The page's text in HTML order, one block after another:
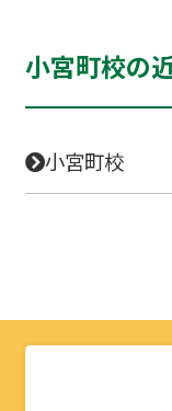
小宮町校の
小宮町校